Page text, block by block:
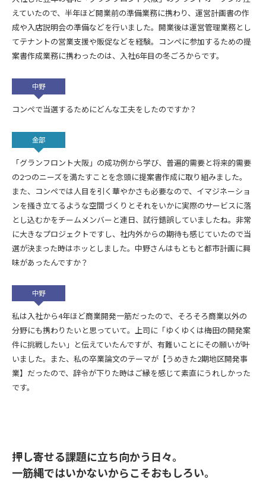
えていたので、半年ほど開業前の準備業務に携わり、運営計画書の作
成や入店説明会の準備などを行いました。開業後は運営管理業務とし
てテナントの営業支援や販促などを経験。コンペに参加するための提
案書作成業務に携わったのは、入社6年目の冬ごろからです。
中野
コンペで当選するためにどんな工夫をしたのですか？
金部
「グランフロント大阪」の成功例から学び、普遍的需要と将来的需要
の2つのニーズを満たすことを念頭に提案書作成に取り組みました。
また、コンペでは人目を引く華やかさも必要なので、イマジネーショ
ンを掻き立てるような空間づくりとそれをいかに実際のサービスに落
とし込むかをチームメンバーと連日、試行錯誤していましたね。非常
に大きなプロジェクトですし、社内外からの期待も感じていたので当
選が決まった時はホッとしました。中野さんはもともと都市計画に興
味があったんですか？
中野
私は入社から4年ほど商業開発一筋だったので、そろそろ商業以外の
分野にも携わりたいと思っていて。上司に「ゆくゆくは梅田の開発案
件に挑戦したい」と伝えていたんですが、有難いことにその願いが叶
いました。また、私の卒業論文のテーマが【うめきた2期地区開発事
業】だったので、辞令が下りた時はご縁を感じて素直にうれしかった
です。
押し寄せる課題に立ち向かう日々。
一筋縄ではいかないからこそおもしろい。